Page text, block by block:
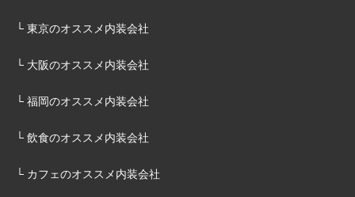
└ 東京のオススメ内装会社
└ 大阪のオススメ内装会社
└ 福岡のオススメ内装会社
└ 飲食のオススメ内装会社
└ カフェのオススメ内装会社